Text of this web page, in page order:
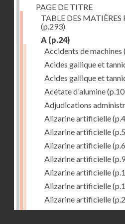
PAGE DE TITRE
TABLE DES
(p.293)
A (p.24)
Accidents de machines
Acides gallique et
Acides gallique et
Acétate d'alumine
Adjudications
Alizarine artificielle
Alizarine artificielle
Alizarine artificielle
Alizarine artificielle
Alizarine artificielle
Alizarine artificielle
Alizarine artificielle
Alizarine artificielle